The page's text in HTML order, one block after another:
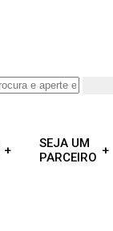
SEJA UM
PARCEIRO